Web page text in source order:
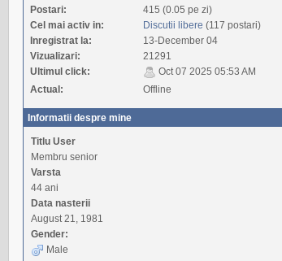
Postari:
415 (0.05 pe zi)
Cel mai activ in:
Discutii libere (117 postari)
Inregistrat la:
13-December 04
Vizualizari:
21291
Ultimul click:
Oct 07 2025 05:53 AM
Actual:
Offline
Informatii despre mine
Titlu User
Membru senior
Varsta
44 ani
Data nasterii
August 21, 1981
Gender:
Male